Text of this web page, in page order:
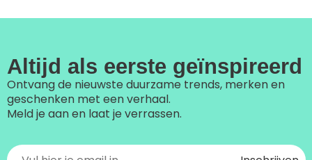
Altijd als eerste geïnspireerd
Ontvang de nieuwste duurzame trends, merken en
geschenken met een verhaal.
Meld je aan en laat je verrassen.